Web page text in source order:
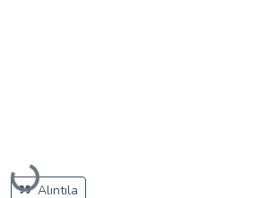
Loading...
Alıntıla